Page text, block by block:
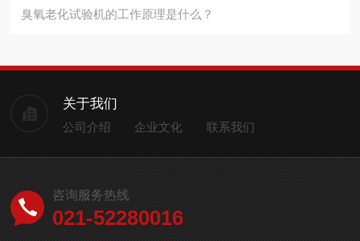
臭氧老化试验机的工作原理是什么？
关于我们
公司介绍 企业文化 联系我们
咨询服务热线
021-52280016